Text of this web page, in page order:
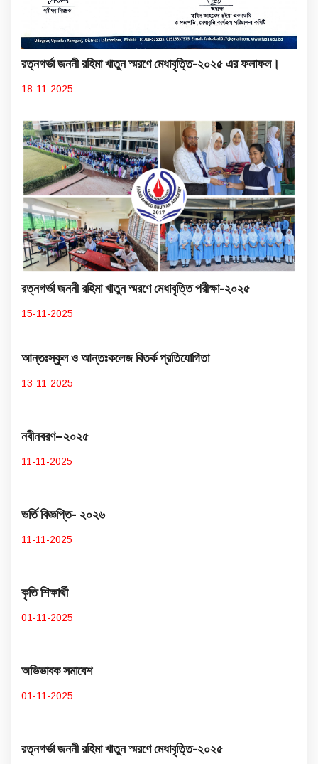
রত্নগর্ভা জননী রহিমা খাতুন স্মরণে মেধাবৃত্তি-২০২৫ এর ফলাফল।
18-11-2025
রত্নগর্ভা জননী রহিমা খাতুন স্মরণে মেধাবৃত্তি পরীক্ষা-২০২৫
15-11-2025
আন্তঃস্কুল ও আন্তঃকলেজ বিতর্ক প্রতিযোগিতা
13-11-2025
নবীনবরণ–২০২৫
11-11-2025
ভর্তি বিজ্ঞপ্তি- ২০২৬
11-11-2025
কৃতি শিক্ষার্থী
01-11-2025
অভিভাবক সমাবেশ
01-11-2025
রত্নগর্ভা জননী রহিমা খাতুন স্মরণে মেধাবৃত্তি-২০২৫